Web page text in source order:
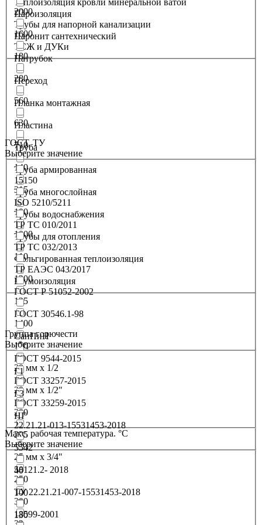
Теплоизоляция кровли минеральной ватой
Трубы для напорной канализации
ТСЖ и ДУКи
Пароизоляция
Паронит сантехнический
Патрубок
Переход
Планка монтажная
Пластина
Труба
Труба армированная
Труба многослойная
Трубы водоснабжения
Трубы для отопления
Фольгированная теплоизоляция
Шумоизоляция
2000
1600
180
280
560
630
710
140
315
100
1000
110
1200
125
1400
150
20 мм х 1/2
20 мм х 1/2"
200
225
25 мм x 3/4"
250
300
ГОСТ, ТУ
Выберите значение
15150
ISO 5210/5211
ТР ТС 010/2011
ТР ТС 032/2013
ТР ЕАЭС 043/2017
ГОСТ Р 51052-2002
ГОСТ 30546.1-98
СанПиН
ГОСТ 9544-2015
ГОСТ 33257-2015
ГОСТ 33259-2015
22.21.21-013-15531453-2018
5542
58121.2- 2018
ТУ 22.21.21-007-15531453-2018
18599-2001
Группа горючести
Выберите значение
Г1
Г3
НГ
Макс. рабочая температура. °C
Выберите значение
40
100
130